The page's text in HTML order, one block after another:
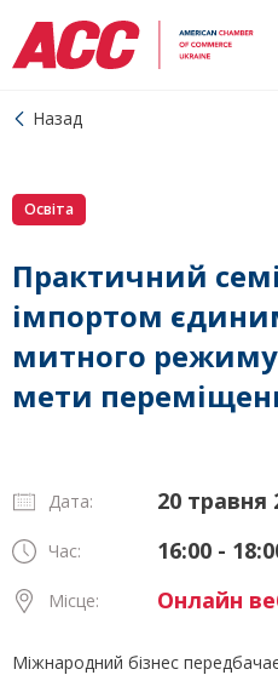
Назад
Освіта
Практичний
імпортом
митного режиму
мети
Дата: 20 травня
Час: 16:00 -
Місце: Онлайн
Міжнародний бізнес